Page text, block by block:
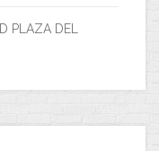
PLAZA DEL